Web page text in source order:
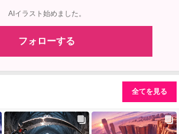
AIイラスト始めました。
フォローする
全てを見る